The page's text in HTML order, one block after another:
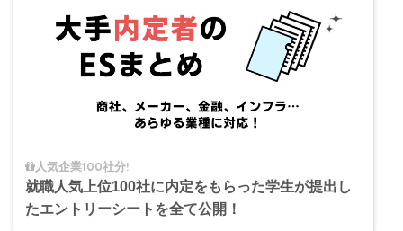
人気企業100社分!
就職人気上位100社に内定をもらった学生が提出し
たエントリーシートを全て公開！